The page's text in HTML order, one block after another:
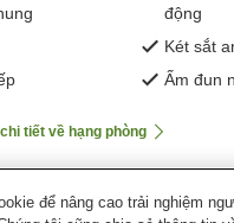
động
Két sắt
Ấm đun
tiết về hạng phòng
để nâng cao trải nghiệm